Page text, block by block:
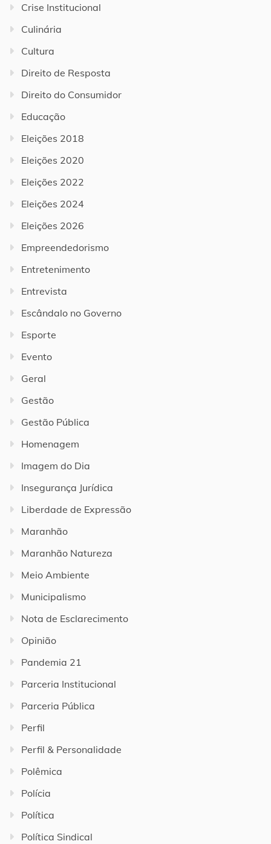
Crise Institucional
Culinária
Cultura
Direito de Resposta
Direito do Consumidor
Educação
Eleições 2018
Eleições 2020
Eleições 2022
Eleições 2024
Eleições 2026
Empreendedorismo
Entretenimento
Entrevista
Escândalo no Governo
Esporte
Evento
Geral
Gestão
Gestão Pública
Homenagem
Imagem do Dia
Insegurança Jurídica
Liberdade de Expressão
Maranhão
Maranhão Natureza
Meio Ambiente
Municipalismo
Nota de Esclarecimento
Opinião
Pandemia 21
Parceria Institucional
Parceria Pública
Perfil
Perfil & Personalidade
Polêmica
Polícia
Política
Política Sindical